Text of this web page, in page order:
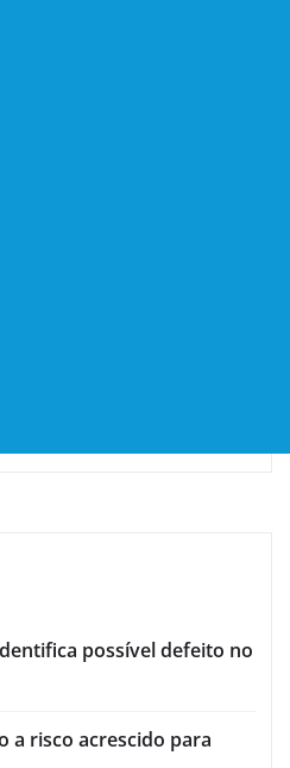
possível defeito no
a risco acrescido para